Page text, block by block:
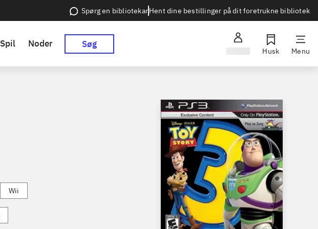
Spørg en bibliotekarHent dine bestillinger på dit foretrukne bibliotek
Spil Noder Søg
Husk Menu
Wii